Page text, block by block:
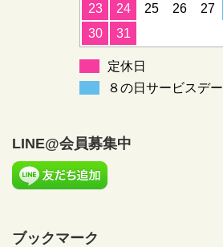
23
24 25 26 27
30
31
定休日
８の日サービスデー
LINE@会員募集中
ブックマーク